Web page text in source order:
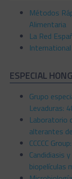
Métodos
Alimentaria
La Red
ESPECIAL
Grupo
Levaduras:
Laboratorio
alterantes
CCCCC
Candidiasis
biopelículas